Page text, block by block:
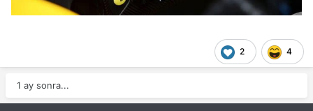
2 4
1 ay sonra...